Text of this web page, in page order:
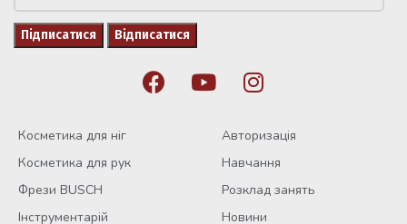
Косметика для ніг
Косметика для рук
Фрези BUSCH
Інструментарій
Авторизація
Навчання
Розклад занять
Новини